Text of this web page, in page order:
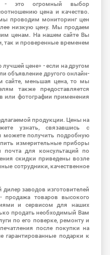
- это огромный выбор
цена и качество.
проводим мониторинг цен
низкую цену. Мы продаем
ценам. На нашем сайте Вы
так и проверенные временем
лучшей цене» - если на другом
объявление другого онлайн-
сайте, меньшая цена, то мы
также предоставляется
или фотографии применения
продукции. Цены на
узнать, связавшись с
получить подробную
измерительные приборы
для консультаций по
скидки приведены возле
сотрудники, качественное
заводов изготовителей
продажа товаров высокого
и сервисом для наших
продать необходимый Вам
по его поверке, ремонту и
после покупки на
гарантированные подарки к